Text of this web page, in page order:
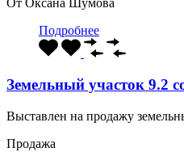
От Оксана Шумова
Подробнее
Земельный участок 9.2
Выставлен на продажу
Продажа